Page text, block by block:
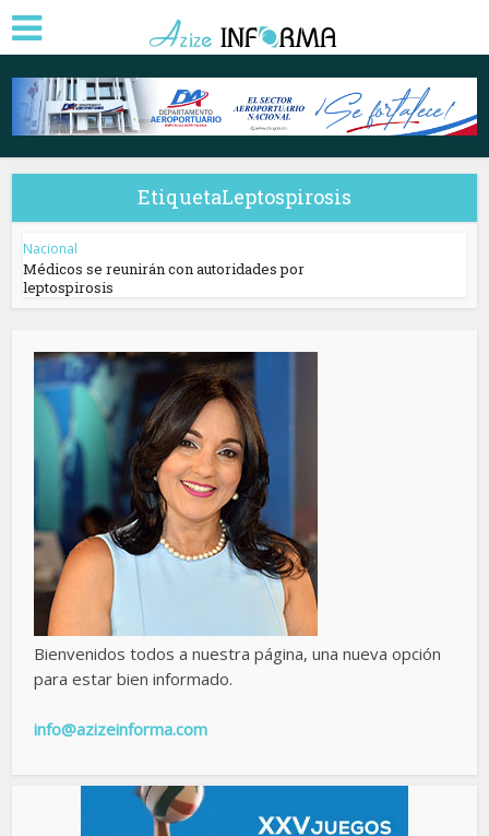
EtiquetaLeptospirosis
Nacional
Médicos se reunirán con autoridades por
leptospirosis
Bienvenidos todos a nuestra página, una nueva opción
para estar bien informado.
info@azizeinforma.com